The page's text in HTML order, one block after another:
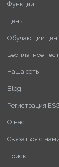
Функции
Цены
Обучающий
Бесплатное
Наша сеть
Blog
Регистрация
О нас
Связаться с нами
Поиск